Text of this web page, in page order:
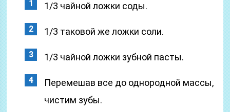
1/3 чайной ложки соды.
1/3 таковой же ложки соли.
1/3 чайной ложки зубной пасты.
Перемешав все до однородной массы,
чистим зубы.